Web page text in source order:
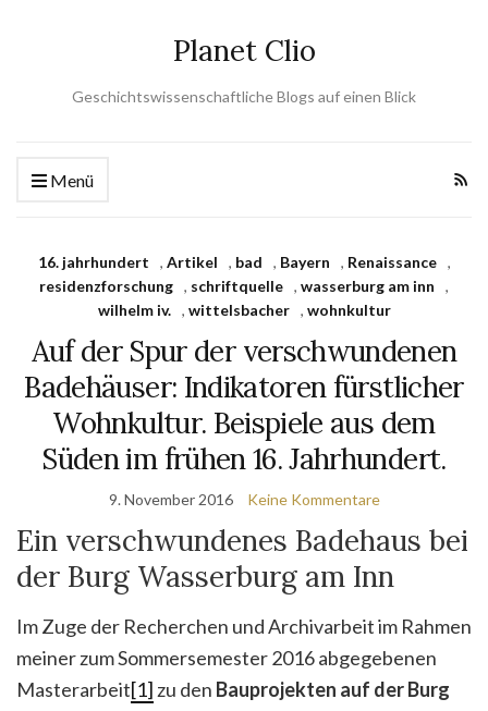
Planet Clio
Geschichtswissenschaftliche Blogs auf einen Blick
Menü
16. jahrhundert , Artikel , bad , Bayern , Renaissance
,
residenzforschung , schriftquelle , wasserburg am inn
,
wilhelm iv.
, wittelsbacher , wohnkultur
Auf der Spur der verschwundenen
Badehäuser: Indikatoren fürstlicher
Wohnkultur. Beispiele aus dem
Süden im frühen 16. Jahrhundert.
9. November 2016 Keine Kommentare
Ein verschwundenes Badehaus bei
der Burg Wasserburg am Inn
Im Zuge der Recherchen und Archivarbeit im Rahmen
meiner zum Sommersemester 2016 abgegebenen
Masterarbeit[1] zu den Bauprojekten auf der Burg